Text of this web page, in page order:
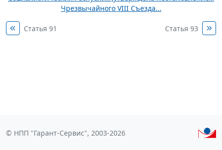
Чрезвычайного VIII Съезда...
Статья 91 Статья 93
© НПП "Гарант-Сервис", 2003-2026